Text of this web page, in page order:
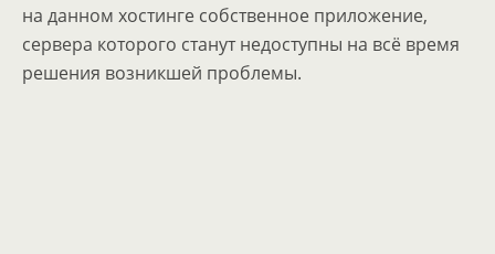
на данном хостинге собственное приложение,
сервера которого станут недоступны на всё время
решения возникшей проблемы.